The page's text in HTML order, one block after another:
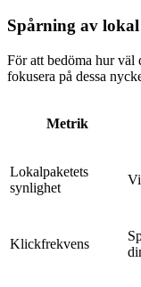
Spårning av
För att bedöma hur väl
fokusera på dessa
Metrik
Lokalpaketets
synlighet
Klickfrekvens